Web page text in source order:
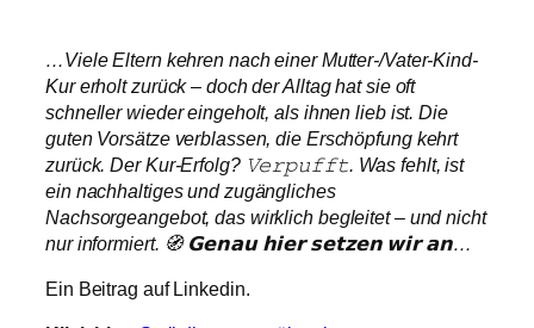
…Viele Eltern kehren nach einer Mutter-/Vater-Kind-
Kur erholt zurück – doch der Alltag hat sie oft
schneller wieder eingeholt, als ihnen lieb ist. Die
guten Vorsätze verblassen, die Erschöpfung kehrt
zurück. Der Kur-Erfolg? 𝚅𝚎𝚛𝚙𝚞𝚏𝚏𝚝. Was fehlt, ist
ein nachhaltiges und zugängliches
Nachsorgeangebot, das wirklich begleitet – und nicht
nur informiert. 🧭 𝗚𝗲𝗻𝗮𝘂 𝗵𝗶𝗲𝗿 𝘀𝗲𝘁𝘇𝗲𝗻 𝘄𝗶𝗿 𝗮𝗻…
Ein Beitrag auf Linkedin.